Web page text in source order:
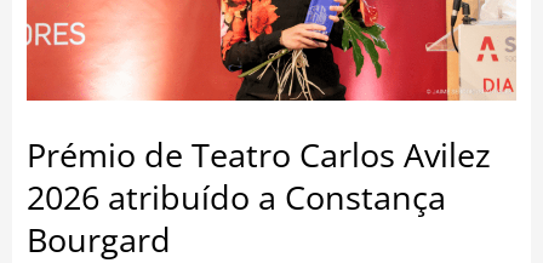
Prémio de Teatro Carlos Avilez
2026 atribuído a Constança
Bourgard
2026
atribuído
Constança
Bourgard